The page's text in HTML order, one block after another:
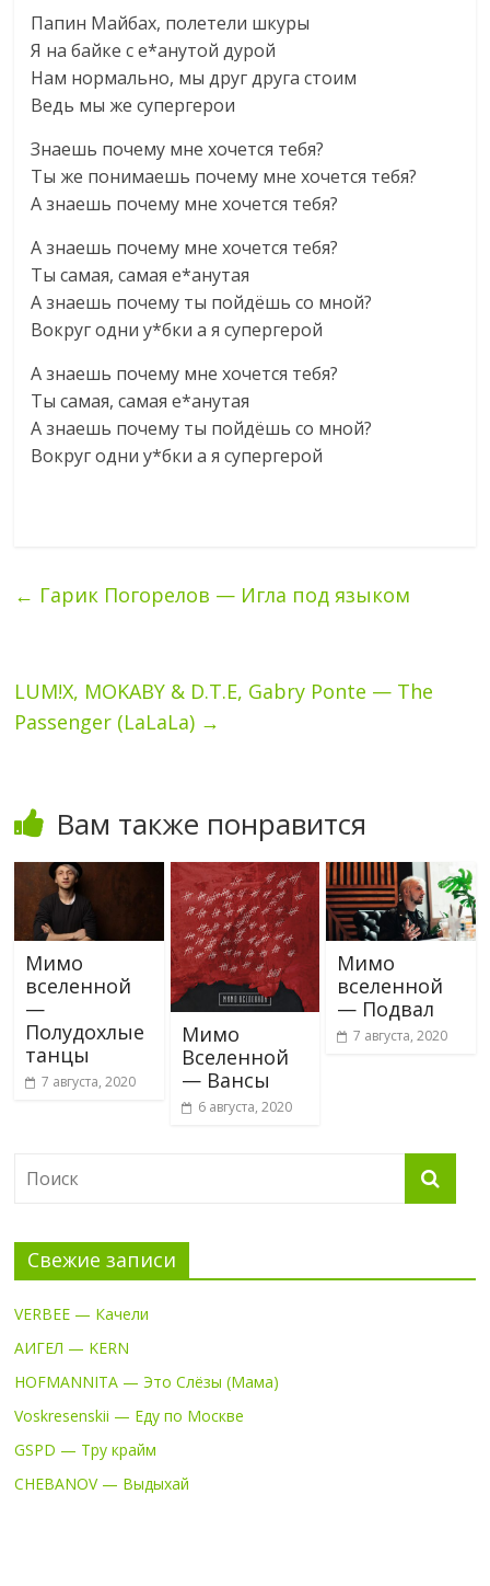
Папин Майбах, полетели шкуры
Я на байке с е*анутой дурой
Нам нормально, мы друг друга стоим
Ведь мы же супергерои
Знаешь почему мне хочется тебя?
Ты же понимаешь почему мне хочется тебя?
А знаешь почему мне хочется тебя?
А знаешь почему мне хочется тебя?
Ты самая, самая е*анутая
А знаешь почему ты пойдёшь со мной?
Вокруг одни у*бки а я супергерой
А знаешь почему мне хочется тебя?
Ты самая, самая е*анутая
А знаешь почему ты пойдёшь со мной?
Вокруг одни у*бки а я супергерой
← Гарик Погорелов — Игла под языком
LUM!X, MOKABY & D.T.E, Gabry Ponte — The
Passenger (LaLaLa) →
Вам также понравится
Мимо
вселенной
—
Полудохлые
танцы
7 августа, 2020
Мимо
Вселенной
— Вансы
6 августа, 2020
Мимо
вселенной
— Подвал
7 августа, 2020
Свежие записи
VERBEE — Качели
АИГЕЛ — KERN
HOFMANNITA — Это Слёзы (Мама)
Voskresenskii — Еду по Москве
GSPD — Тру крайм
CHEBANOV — Выдыхай